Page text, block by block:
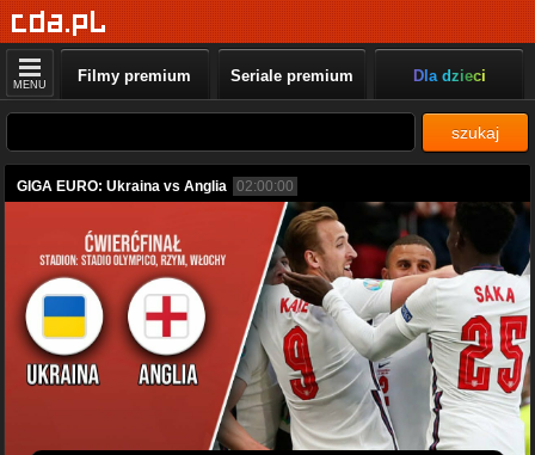
MENU Filmy premium Seriale premium Dla dzieci
szukaj
GIGA EURO: Ukraina vs Anglia 02:00:00